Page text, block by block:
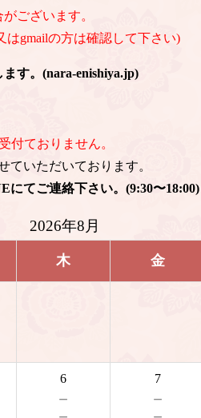
ございます。
はgmailの方は確認して下さい)
す。(nara-enishiya.jp)
付ておりません。
ていただいております。
てご連絡下さい。(9:30〜18:00)
2026年8月
木 金
6
－
7
－